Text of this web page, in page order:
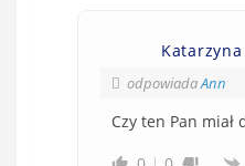
Katarzyna
odpowiadaAnn
Czy ten Pan miał